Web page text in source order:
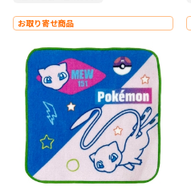
お取り寄せ商品